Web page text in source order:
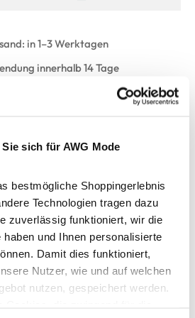
sich für AWG Mode
bestmögliche Shoppingerlebnis
Technologien tragen dazu
zuverlässig funktioniert, wir die
und Ihnen personalisierte
Damit dies funktioniert,
Nutzer, wie und auf welchen
nutzen, gespeichert werden.
in 1–3 Werktagen
innerhalb 14 Tage
in Ihre Wunschfiliale
Wunschliste hinzufügen
zweifarbig
BH mit Spitze von Sure
Körbchen versehen
Halt
Spitze belegt